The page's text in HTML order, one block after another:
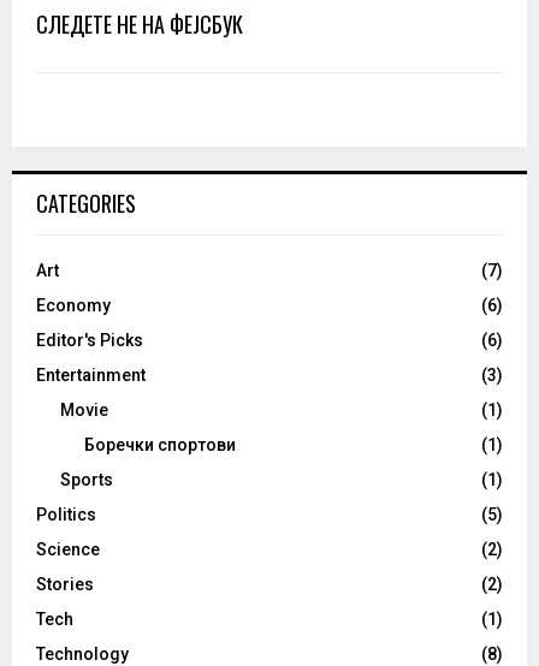
СЛЕДЕТЕ НЕ НА ФЕЈСБУК
CATEGORIES
Art
(7)
Economy
(6)
Editor's Picks
(6)
Entertainment
(3)
Movie
(1)
Боречки спортови
(1)
Sports
(1)
Politics
(5)
Science
(2)
Stories
(2)
Tech
(1)
Technology
(8)